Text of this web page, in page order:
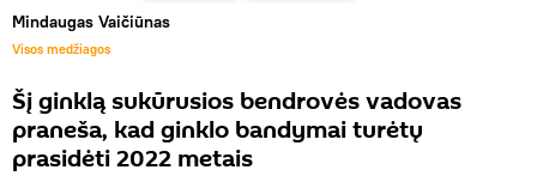
Mindaugas Vaičiūnas
Visos medžiagos
Šį ginklą sukūrusios bendrovės vadovas
praneša, kad ginklo bandymai turėtų
prasidėti 2022 metais